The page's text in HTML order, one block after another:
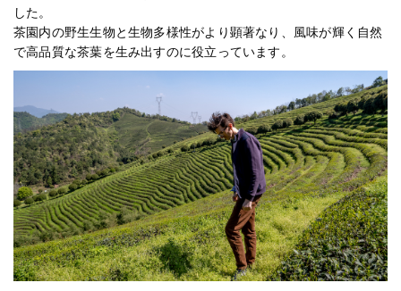
した。
茶園内の野生生物と生物多様性がより顕著なり、風味が輝く自然
で高品質な茶葉を生み出すのに役立っています。